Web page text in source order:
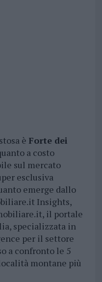
è Forte dei
a costo
sul mercato
esclusiva
emerge dallo
Insights,
il portale
specializzata in
per il settore
a confronto le 5
montane più